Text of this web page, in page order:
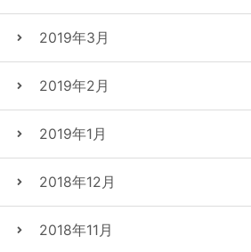
2019年3月
2019年2月
2019年1月
2018年12月
2018年11月